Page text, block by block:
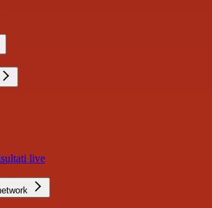
live